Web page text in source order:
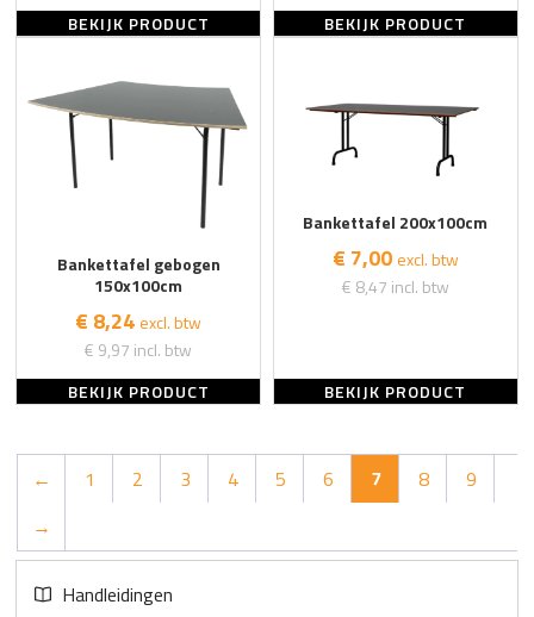
BEKIJK PRODUCT
BEKIJK PRODUCT
Bankettafel gebogen
150x100cm
€ 8,24 excl. btw
€ 9,97 incl. btw
BEKIJK PRODUCT
Bankettafel 200x100cm
€ 7,00 excl. btw
€ 8,47 incl. btw
BEKIJK PRODUCT
← 1 2 3 4 5 6 7 8
9
→
Handleidingen